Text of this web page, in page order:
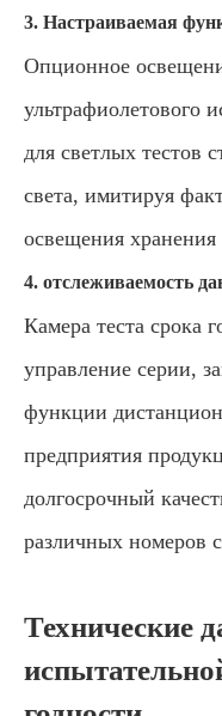
3. Настраиваемая
Опционное
ультрафиолетового
для светлых тестов
света, имитируя
освещения
4. отслеживаемость
Камера теста срока
управление серии,
функции
предприятия
долгосрочный
различных номеров
Технические